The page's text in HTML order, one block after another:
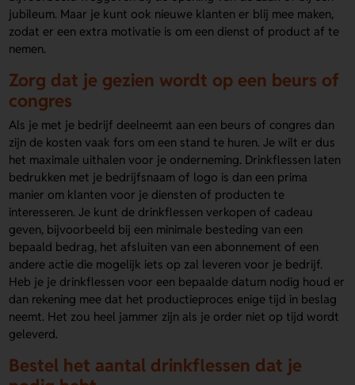
jubileum. Maar je kunt ook nieuwe klanten er blij mee maken,
zodat er een extra motivatie is om een dienst of product af te
nemen.
Zorg dat je gezien wordt op een beurs of
congres
Als je met je bedrijf deelneemt aan een beurs of congres dan
zijn de kosten vaak fors om een stand te huren. Je wilt er dus
het maximale uithalen voor je onderneming. Drinkflessen laten
bedrukken met je bedrijfsnaam of logo is dan een prima
manier om klanten voor je diensten of producten te
interesseren. Je kunt de drinkflessen verkopen of cadeau
geven, bijvoorbeeld bij een minimale besteding van een
bepaald bedrag, het afsluiten van een abonnement of een
andere actie die mogelijk iets op zal leveren voor je bedrijf.
Heb je je drinkflessen voor een bepaalde datum nodig houd er
dan rekening mee dat het productieproces enige tijd in beslag
neemt. Het zou heel jammer zijn als je order niet op tijd wordt
geleverd.
Bestel het aantal drinkflessen dat je